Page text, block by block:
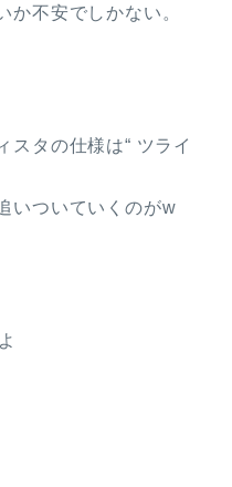
か不安でしかない。
スタの仕様は“ ツライ
いついていくのがw